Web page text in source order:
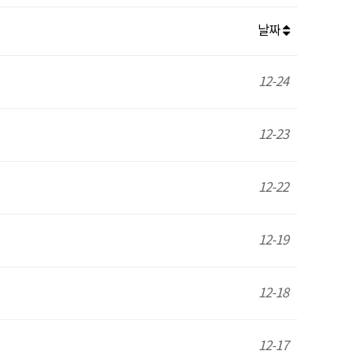
날짜
12-24
12-23
12-22
12-19
12-18
12-17